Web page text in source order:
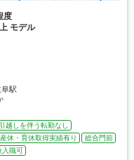
度
モデル
駅
越しを伴う転勤なし
産休・育休取得実績有り
総合門前
入職可